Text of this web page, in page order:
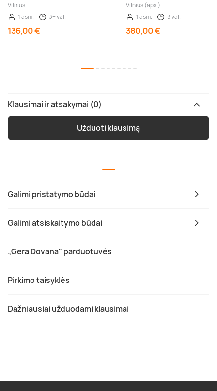
Galimi pristatymo būdai
Galimi atsiskaitymo būdai
„Gera Dovana" parduotuvės
Pirkimo taisyklės
Dažniausiai užduodami klausimai
Vilnius
1 asm.
3+ val.
136,00 €
Vilnius (aps.)
1 asm.
3 val.
380,00 €
Klausimai ir atsakymai (0)
Užduoti klausimą